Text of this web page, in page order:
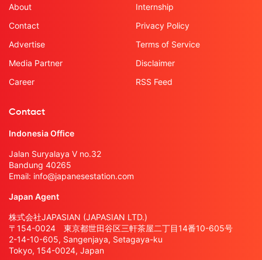
About
Contact
Advertise
Media Partner
Career
Internship
Privacy Policy
Terms of Service
Disclaimer
RSS Feed
Contact
Indonesia Office
Jalan Suryalaya V no.32
Bandung 40265
Email: info@japanesestation.com
Japan Agent
株式会社JAPASIAN (JAPASIAN LTD.)
〒154-0024 東京都世田谷区三軒茶屋二丁目14番10-605号
2-14-10-605, Sangenjaya, Setagaya-ku
Tokyo, 154-0024, Japan